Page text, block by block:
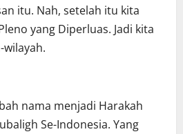
itu. Nah, setelah itu kita
yang Diperluas. Jadi kita
wilayah.
nama menjadi Harakah
Se-Indonesia. Yang